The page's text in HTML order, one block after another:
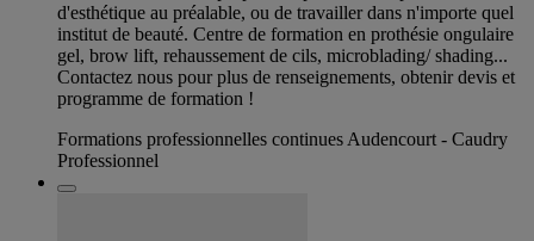
d'esthétique au préalable, ou de travailler dans n'importe quel
institut de beauté. Centre de formation en prothésie ongulaire
gel, brow lift, rehaussement de cils, microblading/ shading...
Contactez nous pour plus de renseignements, obtenir devis et
programme de formation !
Formations professionnelles continues Audencourt - Caudry
Professionnel